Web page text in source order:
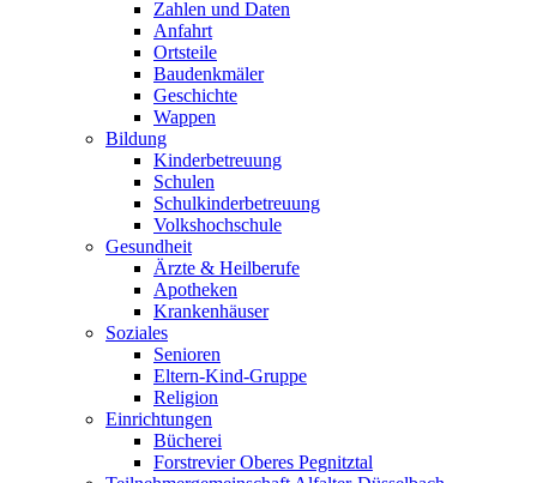
Zahlen und Daten
Anfahrt
Ortsteile
Baudenkmäler
Geschichte
Wappen
Bildung
Kinderbetreuung
Schulen
Schulkinderbetreuung
Volkshochschule
Gesundheit
Ärzte & Heilberufe
Apotheken
Krankenhäuser
Soziales
Senioren
Eltern-Kind-Gruppe
Religion
Einrichtungen
Bücherei
Forstrevier Oberes Pegnitztal